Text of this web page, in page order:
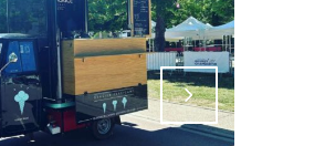
comando Attiva comando